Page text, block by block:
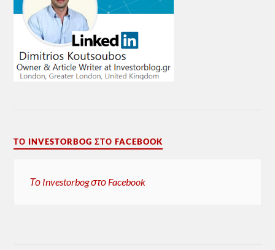
ΤΟ INVESTORBOG ΣΤΟ FACEBOOK
Το Investorbog στο Facebook